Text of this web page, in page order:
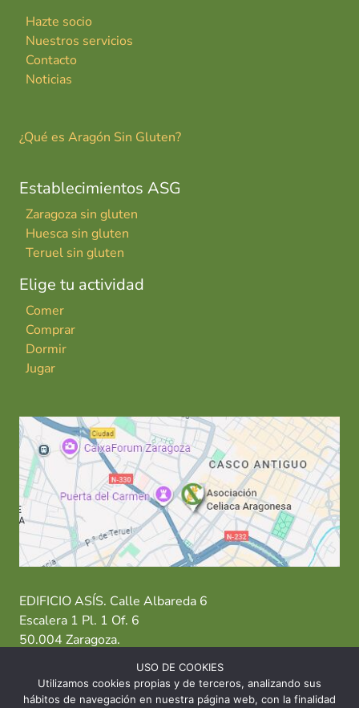
Hazte socio
Nuestros servicios
Contacto
Noticias
¿Qué es Aragón Sin Gluten?
Establecimientos ASG
Zaragoza sin gluten
Huesca sin gluten
Teruel sin gluten
Elige tu actividad
Comer
Comprar
Dormir
Jugar
EDIFICIO ASÍS. Calle Albareda 6
Escalera 1 Pl. 1 Of. 6
50.004 Zaragoza.
T: 976 484 949 M: 635 638 563
Sede Zaragoza·Sede Huesca· Sede Teruel
USO DE COOKIES
Utilizamos cookies propias y de terceros, analizando sus
hábitos de navegación en nuestra página web, con la finalidad